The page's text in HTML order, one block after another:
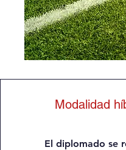
Modalidad
El diplomado se